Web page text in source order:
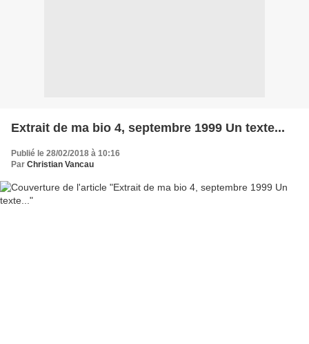
Extrait de ma bio 4, septembre 1999 Un texte...
Publié le 28/02/2018 à 10:16
Par Christian Vancau